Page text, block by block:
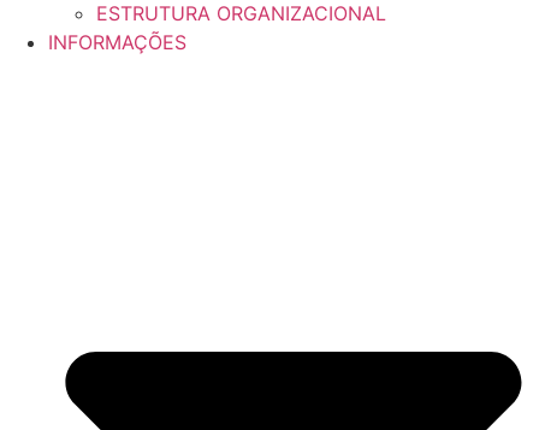
ESTRUTURA ORGANIZACIONAL
INFORMAÇÕES